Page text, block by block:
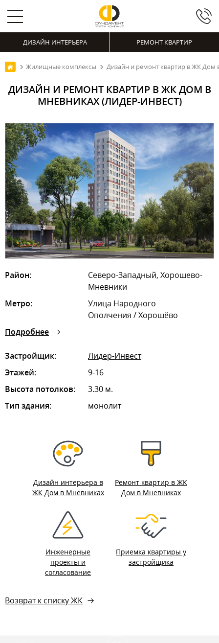
ДИЗАЙН ИНТЕРЬЕРА РЕМОНТ КВАРТИР
Жилищные комплексы Дизайн и ремонт квартир в ЖК Дом
ДИЗАЙН И РЕМОНТ КВАРТИР В ЖК ДОМ В
МНЕВНИКАХ (ЛИДЕР-ИНВЕСТ)
Район:
Северо-Западный, Хорошево-
Мневники
Метро:
Улица Народного
Ополчения / Хорошёво
Подробнее
Застройщик:
Лидер-Инвест
Этажей:
9-16
Высота потолков:
3.30 м.
Тип здания:
монолит
Дизайн интерьера в
ЖК Дом в Мневниках
Ремонт квартир в ЖК
Дом в Мневниках
Инженерные
проекты и
согласование
Приемка квартиры у
застройщика
Возврат к списку ЖК